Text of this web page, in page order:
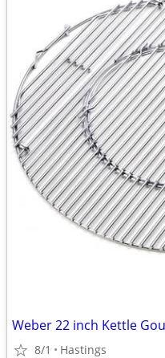
Weber 22 inch Kettle
8/1 Hastings